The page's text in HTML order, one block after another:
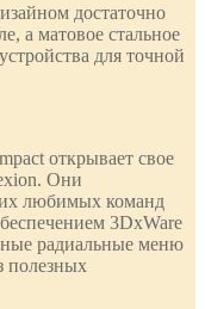
достаточно
а матовое стальное
для точной
открывает свое
Они
любимых команд
3DxWare
радиальные меню
полезных